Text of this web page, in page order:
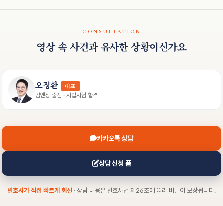
CONSULTATION
영상 속 사건과 유사한 상황이신가요
오정환 대표
김앤장 출신 · 사법시험 합격
카카오톡 상담
상담 신청 폼
변호사가 직접 빠르게 회신 · 상담 내용은 변호사법 제26조에 따라 비밀이 보장됩니다.